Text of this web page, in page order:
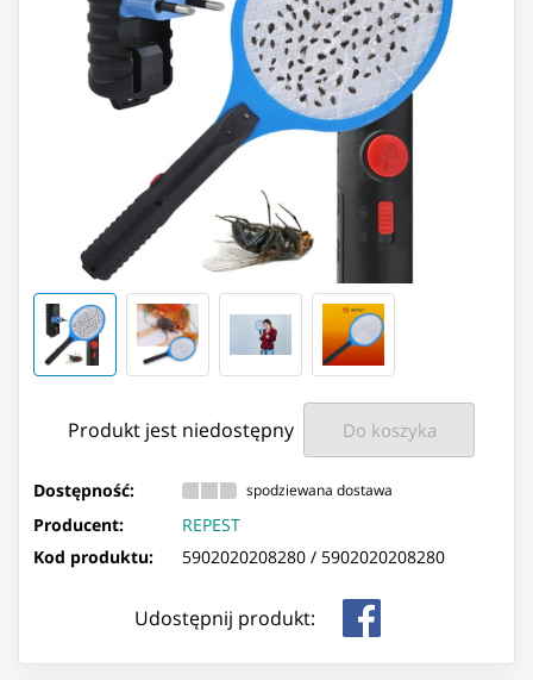
Produkt jest niedostępny Do koszyka
Dostępność: spodziewana dostawa
Producent:
REPEST
Kod produktu:
5902020208280 / 5902020208280
Udostępnij produkt: